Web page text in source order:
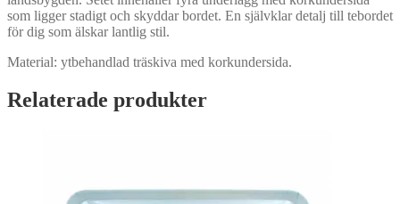
som ligger stadigt och skyddar bordet. En självklar detalj till tebordet
för dig som älskar lantlig stil.
Material: ytbehandlad träskiva med korkundersida.
Relaterade produkter